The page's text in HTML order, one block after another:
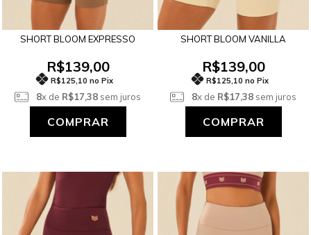
SHORT BLOOM EXPRESSO
R$139,00
R$125,10 no Pix
8x de R$17,38sem juros
COMPRAR
SHORT BLOOM VANILLA
R$139,00
R$125,10 no Pix
8x de R$17,38sem juros
COMPRAR